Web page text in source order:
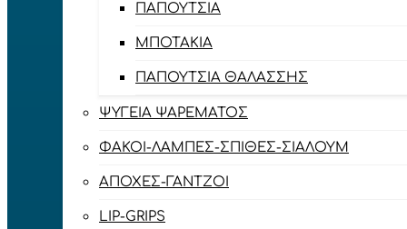
ΠΑΠΟΎΤΣΙΑ
ΜΠΟΤΆΚΙΑ
ΠΑΠΟΎΤΣΙΑ ΘΑΛΆΣΣΗΣ
ΨΥΓΕΊΑ ΨΑΡΈΜΑΤΟΣ
ΦΑΚΟΊ-ΛΆΜΠΕΣ-ΣΠΊΘΕΣ-ΣΊΑΛΟΥΜ
ΑΠΌΧΕΣ-ΓΆΝΤΖΟΙ
LIP-GRIPS